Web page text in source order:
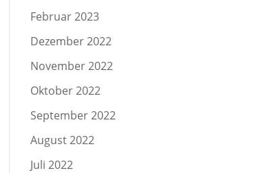
Februar 2023
Dezember 2022
November 2022
Oktober 2022
September 2022
August 2022
Juli 2022